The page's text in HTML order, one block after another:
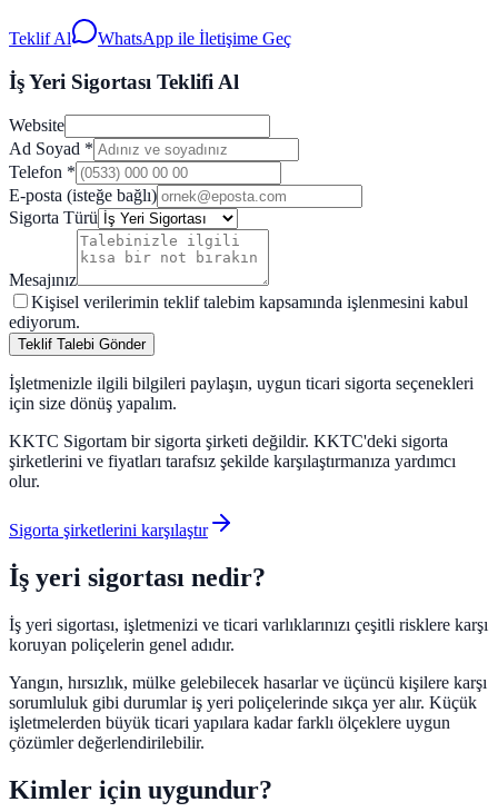
Teklif Al WhatsApp ile İletişime Geç
İş Yeri Sigortası Teklifi Al
Website
Ad Soyad *
Telefon *
E-posta (isteğe bağlı)
Sigorta Türü
Mesajınız
Kişisel verilerimin teklif talebim kapsamında işlenmesini kabul
ediyorum.
Teklif Talebi Gönder
İşletmenizle ilgili bilgileri paylaşın, uygun ticari sigorta seçenekleri
için size dönüş yapalım.
KKTC Sigortam bir sigorta şirketi değildir. KKTC'deki sigorta
şirketlerini ve fiyatları tarafsız şekilde karşılaştırmanıza yardımcı
olur.
Sigorta şirketlerini karşılaştır
İş yeri sigortası nedir?
İş yeri sigortası, işletmenizi ve ticari varlıklarınızı çeşitli risklere karşı
koruyan poliçelerin genel adıdır.
Yangın, hırsızlık, mülke gelebilecek hasarlar ve üçüncü kişilere karşı
sorumluluk gibi durumlar iş yeri poliçelerinde sıkça yer alır. Küçük
işletmelerden büyük ticari yapılara kadar farklı ölçeklere uygun
çözümler değerlendirilebilir.
Kimler için uygundur?